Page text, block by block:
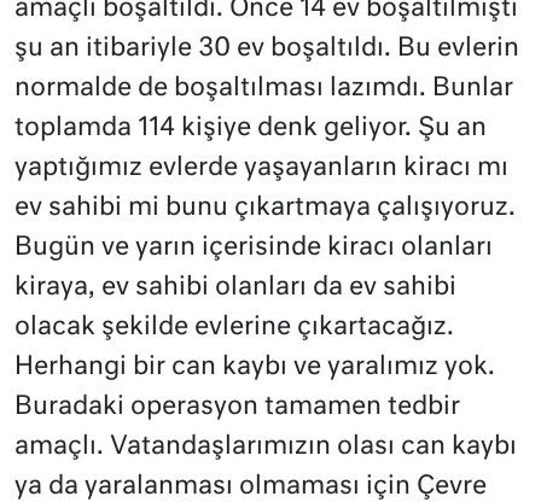
amaçlı boşaltıldı. Önce 14 ev boşaltılmıştı
şu an itibariyle 30 ev boşaltıldı. Bu evlerin
normalde de boşaltılması lazımdı. Bunlar
toplamda 114 kişiye denk geliyor. Şu an
yaptığımız evlerde yaşayanların kiracı mı
ev sahibi mi bunu çıkartmaya çalışıyoruz.
Bugün ve yarın içerisinde kiracı olanları
kiraya, ev sahibi olanları da ev sahibi
olacak şekilde evlerine çıkartacağız.
Herhangi bir can kaybı ve yaralımız yok.
Buradaki operasyon tamamen tedbir
amaçlı. Vatandaşlarımızın olası can kaybı
ya da yaralanması olmaması için Çevre